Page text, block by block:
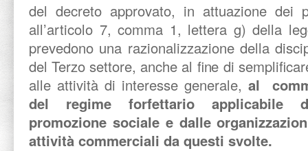
del decreto approvato, in attuazione dei
all’articolo 7, comma 1, lettera g) della
prevedono una razionalizzazione della
del Terzo settore, anche al fine di
alle attività di interesse generale, al
del regime forfettario applicabile
promozione sociale e dalle
attività commerciali da questi svolte.